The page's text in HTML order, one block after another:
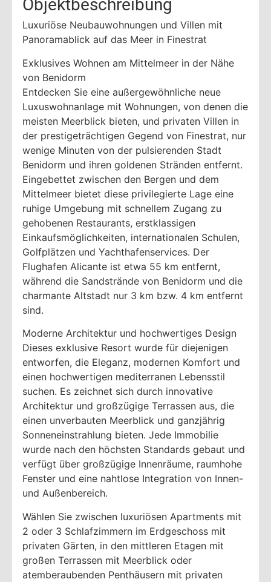
Objektbeschreibung
Luxuriöse Neubauwohnungen und Villen mit
Panoramablick auf das Meer in Finestrat
Exklusives Wohnen am Mittelmeer in der Nähe
von Benidorm
Entdecken Sie eine außergewöhnliche neue
Luxuswohnanlage mit Wohnungen, von denen die
meisten Meerblick bieten, und privaten Villen in
der prestigeträchtigen Gegend von Finestrat, nur
wenige Minuten von der pulsierenden Stadt
Benidorm und ihren goldenen Stränden entfernt.
Eingebettet zwischen den Bergen und dem
Mittelmeer bietet diese privilegierte Lage eine
ruhige Umgebung mit schnellem Zugang zu
gehobenen Restaurants, erstklassigen
Einkaufsmöglichkeiten, internationalen Schulen,
Golfplätzen und Yachthafenservices. Der
Flughafen Alicante ist etwa 55 km entfernt,
während die Sandstrände von Benidorm und die
charmante Altstadt nur 3 km bzw. 4 km entfernt
sind.
Moderne Architektur und hochwertiges Design
Dieses exklusive Resort wurde für diejenigen
entworfen, die Eleganz, modernen Komfort und
einen hochwertigen mediterranen Lebensstil
suchen. Es zeichnet sich durch innovative
Architektur und großzügige Terrassen aus, die
einen unverbauten Meerblick und ganzjährig
Sonneneinstrahlung bieten. Jede Immobilie
wurde nach den höchsten Standards gebaut und
verfügt über großzügige Innenräume, raumhohe
Fenster und eine nahtlose Integration von Innen-
und Außenbereich.
Wählen Sie zwischen luxuriösen Apartments mit
2 oder 3 Schlafzimmern im Erdgeschoss mit
privaten Gärten, in den mittleren Etagen mit
großen Terrassen mit Meerblick oder
atemberaubenden Penthäusern mit privaten